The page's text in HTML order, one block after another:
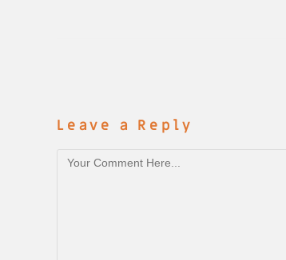
Leave a Reply